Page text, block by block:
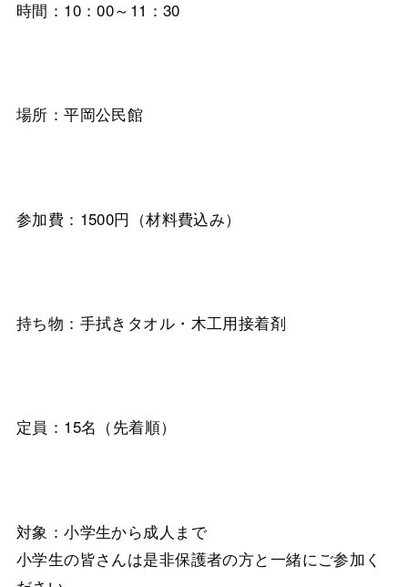
時間：10：00～11：30
場所：平岡公民館
参加費：1500円（材料費込み）
持ち物：手拭きタオル・木工用接着剤
定員：15名（先着順）
対象：小学生から成人まで
小学生の皆さんは是非保護者の方と一緒にご参加く